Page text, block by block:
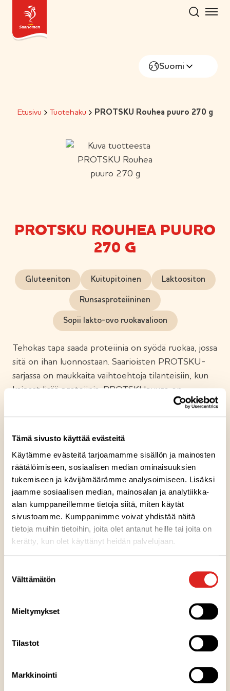
Tämä sivusto käyttää evästeitä
Käytämme evästeitä tarjoamamme sisällön ja mainosten
räätälöimiseen, sosiaalisen median ominaisuuksien
tukemiseen ja kävijämäärämme analysoimiseen. Lisäksi
jaamme sosiaalisen median, mainosalan ja analytiikka-
alan kumppaneillemme tietoja siitä, miten käytät
sivustoamme. Kumppanimme voivat yhdistää näitä
tietoja muihin tietoihin, joita olet antanut heille tai joita on
kerätty, kun olet käyttänyt heidän palvelujaan.
valinta
Välttämätön
Mieltymykset
Tilastot
Markkinointi
Hyppää
sisältöön
Suomi
Etusivu Tuotehaku PROTSKU Rouhea puuro 270 g
PROTSKU ROUHEA PUURO
270 G
Gluteeniton Kuitupitoinen Laktoositon
Runsasproteiininen
Sopii lakto-ovo ruokavalioon
Tehokas tapa saada proteiinia on syödä ruokaa, jossa
sitä on ihan luonnostaan. Saarioisten PROTSKU-
sarjassa on maukkaita vaihtoehtoja tilanteisiin, kun
kaipaat lisää proteiinia. PROTSKUpuuro on
täysjyväkaurasta, maidosta ja siemenistä haudutettu
runsasproteiininen puuro. Se sisältää kuituja,
ja kätevää PROTSKUa aamuun, iltaan tai välipalaksi.
Kuitupitoinen, laktoositon ja gluteiiniton.
Ainesosat
Säilytysohje
Valmistuspaikka